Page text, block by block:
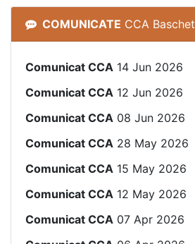
COMUNICATE CCA Baschet
Comunicat CCA 14 Jun 2026
Comunicat CCA 12 Jun 2026
Comunicat CCA 08 Jun 2026
Comunicat CCA 28 May 2026
Comunicat CCA 15 May 2026
Comunicat CCA 12 May 2026
Comunicat CCA 07 Apr 2026